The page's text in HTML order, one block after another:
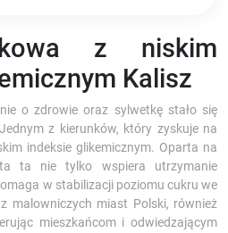
z niskim
Kalisz
o zdrowie oraz sylwetkę stało się
z kierunków, który zyskuje na
indeksie glikemicznym. Oparta na
ta nie tylko wspiera utrzymanie
w stabilizacji poziomu cukru we
malowniczych miast Polski, również
mieszkańcom i odwiedzającym